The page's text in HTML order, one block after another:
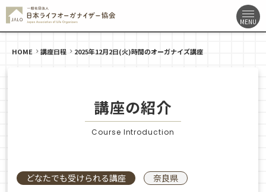
HOME 講座日程 2025年12月2日(火)時間のオーガナイズ講座
講座の紹介
Course Introduction
どなたでも受けられる講座 奈良県